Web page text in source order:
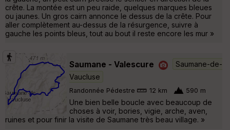
crête. La montée est un peu raide, quelques marques bleues
ou jaunes. Un gros cairn annonce le dessus de la crête. Pour
aller complètement au-dessus de la résurgence, suivre à
gauche les points bleus, tout au bout il reste encore les mur »
Saumane - Valescure
Saumane-de-
Vaucluse
Randonnée Pédestre 12 km 590 m
Une bien belle boucle avec beaucoup de
choses à voir, bories, vigie, arche, aven,
ruines et pour finir la visite de Saumane très beau village. »